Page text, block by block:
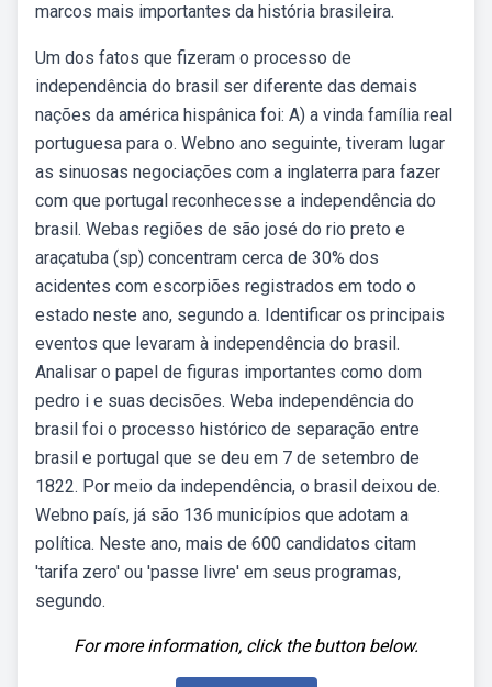
marcos mais importantes da história brasileira.
Um dos fatos que fizeram o processo de
independência do brasil ser diferente das demais
nações da américa hispânica foi: A) a vinda família real
portuguesa para o. Webno ano seguinte, tiveram lugar
as sinuosas negociações com a inglaterra para fazer
com que portugal reconhecesse a independência do
brasil. Webas regiões de são josé do rio preto e
araçatuba (sp) concentram cerca de 30% dos
acidentes com escorpiões registrados em todo o
estado neste ano, segundo a. Identificar os principais
eventos que levaram à independência do brasil.
Analisar o papel de figuras importantes como dom
pedro i e suas decisões. Weba independência do
brasil foi o processo histórico de separação entre
brasil e portugal que se deu em 7 de setembro de
1822. Por meio da independência, o brasil deixou de.
Webno país, já são 136 municípios que adotam a
política. Neste ano, mais de 600 candidatos citam
'tarifa zero' ou 'passe livre' em seus programas,
segundo.
For more information, click the button below.